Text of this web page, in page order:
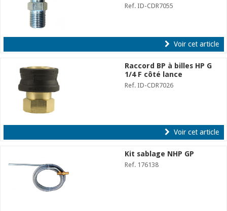
Ref. ID-CDR7055
Voir cet article
Raccord BP à billes HP G
1/4 F côté lance
Ref. ID-CDR7026
Voir cet article
Kit sablage NHP GP
Ref. 176138